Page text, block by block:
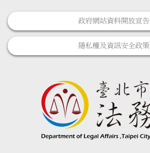
政府網站資料開放宣告
隱私權及資訊安全政策